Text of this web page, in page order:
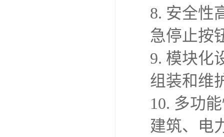
8. 安全性
急停止按
9. 模块化
组装和维
10. 多功
建筑、电